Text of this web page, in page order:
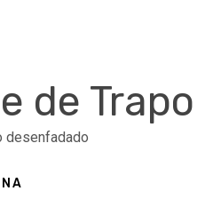
de Trapo
desenfadado